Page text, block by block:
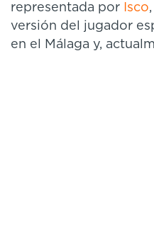
representada por
Isco
versión del jugador
en el Málaga y,